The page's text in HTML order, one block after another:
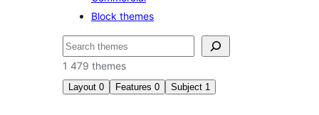
Block themes
Пошук
1 479 themes
Layout 0 Features 0 Subject 1